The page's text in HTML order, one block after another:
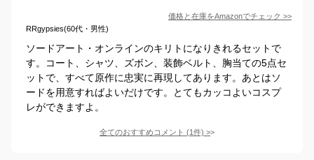
価格と在庫をAmazonでチェック >>
RRgypsies(60代・男性)
ソードアート・オンラインのキリトになりきれるセットで
す。コート、シャツ、ズボン、装飾ベルト、胸当ての5点セ
ットで、すべて原作に忠実に再現してあります。あとはソ
ードを用意すればよいだけです。とてもカッコよいコスプ
レができますよ。
全てのおすすめコメント (1件) >